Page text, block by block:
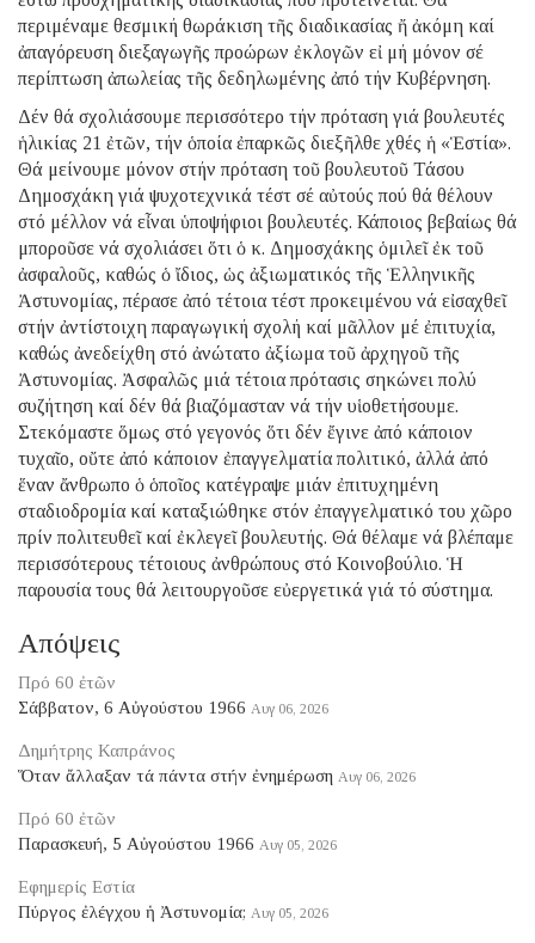
περιμέναμε θεσμική θωράκιση τῆς διαδικασίας ἤ ἀκόμη καί
ἀπαγόρευση διεξαγωγῆς προώρων ἐκλογῶν εἰ μή μόνον σέ
περίπτωση ἀπωλείας τῆς δεδηλωμένης ἀπό τήν Κυβέρνηση.
Δέν θά σχολιάσουμε περισσότερο τήν πρόταση γιά βουλευτές
ἡλικίας 21 ἐτῶν, τήν ὁποία ἐπαρκῶς διεξῆλθε χθές ἡ «Ἑστία».
Θά μείνουμε μόνον στήν πρόταση τοῦ βουλευτοῦ Τάσου
Δημοσχάκη γιά ψυχοτεχνικά τέστ σέ αὐτούς πού θά θέλουν
στό μέλλον νά εἶναι ὑποψήφιοι βουλευτές. Κάποιος βεβαίως θά
μποροῦσε νά σχολιάσει ὅτι ὁ κ. Δημοσχάκης ὁμιλεῖ ἐκ τοῦ
ἀσφαλοῦς, καθώς ὁ ἴδιος, ὡς ἀξιωματικός τῆς Ἑλληνικῆς
Ἀστυνομίας, πέρασε ἀπό τέτοια τέστ προκειμένου νά εἰσαχθεῖ
στήν ἀντίστοιχη παραγωγική σχολή καί μᾶλλον μέ ἐπιτυχία,
καθώς ἀνεδείχθη στό ἀνώτατο ἀξίωμα τοῦ ἀρχηγοῦ τῆς
Ἀστυνομίας. Ἀσφαλῶς μιά τέτοια πρότασις σηκώνει πολύ
συζήτηση καί δέν θά βιαζόμασταν νά τήν υἱοθετήσουμε.
Στεκόμαστε ὅμως στό γεγονός ὅτι δέν ἔγινε ἀπό κάποιον
τυχαῖο, οὔτε ἀπό κάποιον ἐπαγγελματία πολιτικό, ἀλλά ἀπό
ἕναν ἄνθρωπο ὁ ὁποῖος κατέγραψε μιάν ἐπιτυχημένη
σταδιοδρομία καί καταξιώθηκε στόν ἐπαγγελματικό του χῶρο
πρίν πολιτευθεῖ καί ἐκλεγεῖ βουλευτής. Θά θέλαμε νά βλέπαμε
περισσότερους τέτοιους ἀνθρώπους στό Κοινοβούλιο. Ἡ
παρουσία τους θά λειτουργοῦσε εὐεργετικά γιά τό σύστημα.
Απόψεις
Πρό 60 ἐτῶν
Σάββατον, 6 Αὐγούστου 1966 Αυγ 06, 2026
Δημήτρης Καπράνος
Ὅταν ἄλλαξαν τά πάντα στήν ἐνημέρωση Αυγ 06, 2026
Πρό 60 ἐτῶν
Παρασκευή, 5 Αὐγούστου 1966 Αυγ 05, 2026
Εφημερίς Εστία
Πύργος ἐλέγχου ἡ Ἀστυνομία; Αυγ 05, 2026